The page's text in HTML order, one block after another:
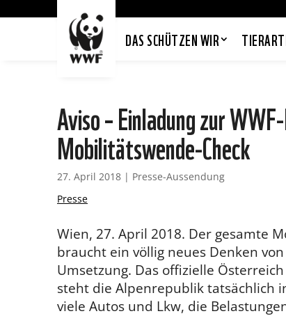
DAS SCHÜTZEN WIR
Aviso – Einladung zur
Mobilitätswende-Check
27. April 2018 | Presse-Aussendung
Presse
Wien, 27. April 2018. Der gesamte
braucht ein völlig neues Denken
Umsetzung. Das offizielle
steht die Alpenrepublik tatsächlich
viele Autos und Lkw, die